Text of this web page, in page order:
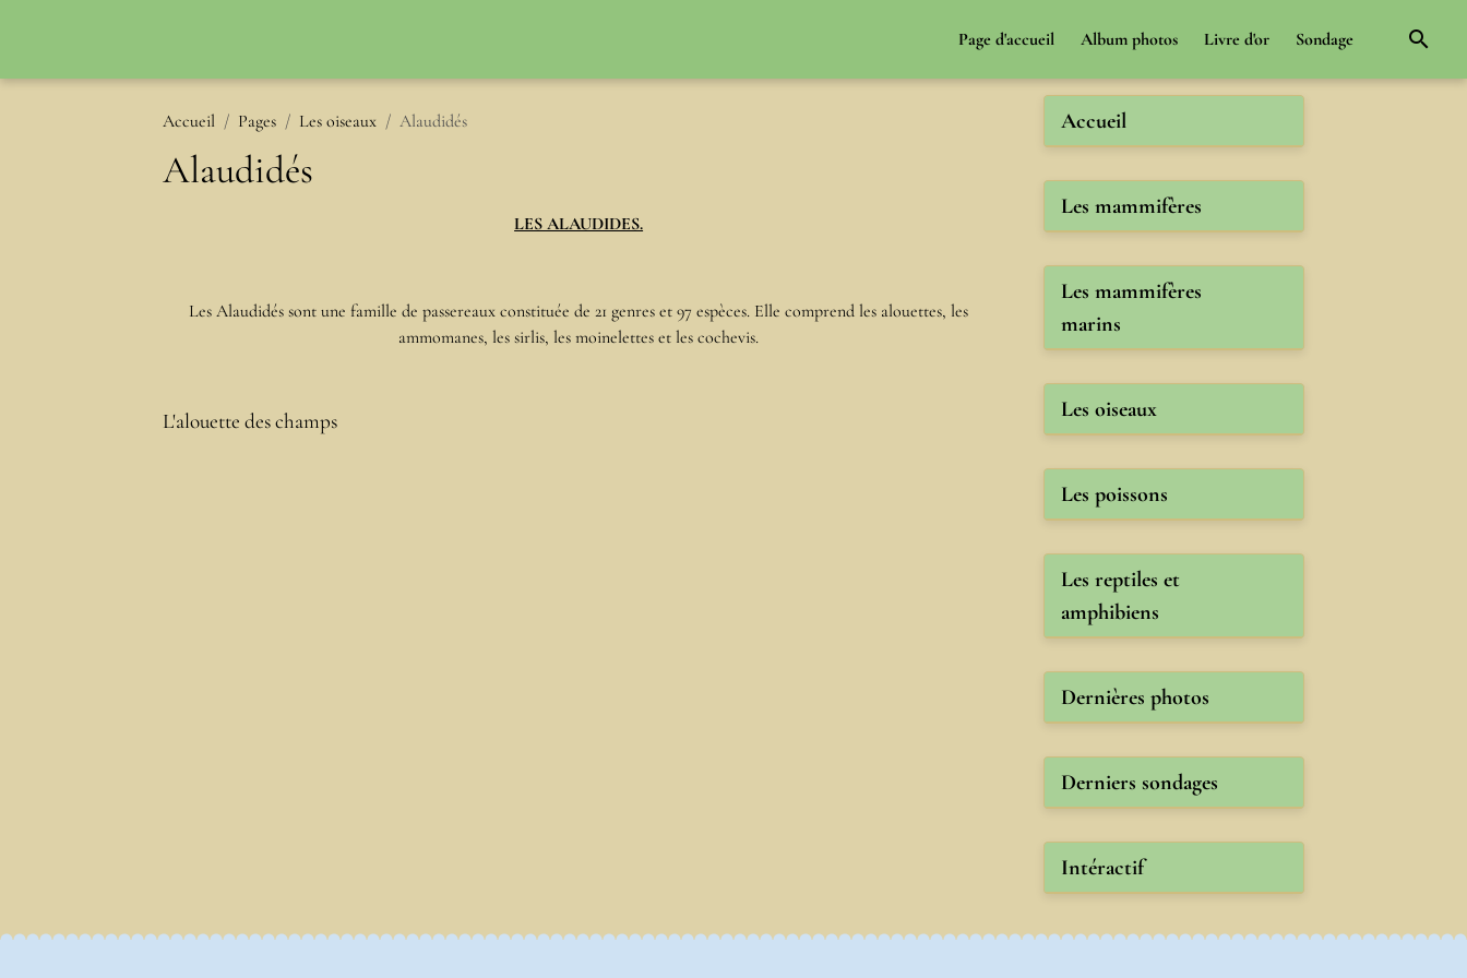
Page d'accueil Album photos Livre d'or Sondage
Accueil Pages Les oiseaux Alaudidés
Alaudidés
LES ALAUDIDES.
Les Alaudidés sont une famille de passereaux constituée de 21 genres et 97 espèces. Elle comprend les alouettes, les
ammomanes, les sirlis, les moinelettes et les cochevis.
L'alouette des champs
Accueil
Les mammifères
Les mammifères
marins
Les oiseaux
Les poissons
Les reptiles et
amphibiens
Dernières photos
Derniers sondages
Intéractif